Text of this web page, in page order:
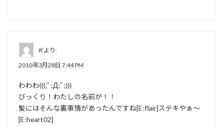
Ｋより:
2010年3月28日 7:44 PM
わわわ(((;ﾟ;Д;ﾟ;)))
びっくり！わたしの名前が！！
髪にはそんな裏事情があったんですね[E:flair]ステキやぁ〜
[E:heart02]